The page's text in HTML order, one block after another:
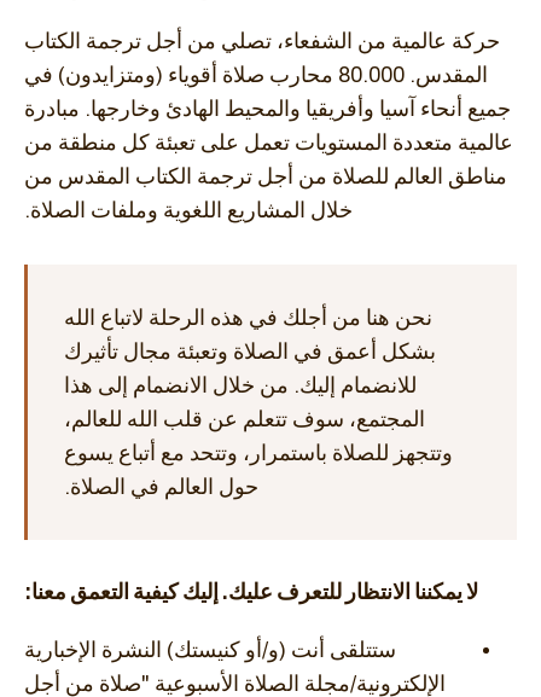
حركة عالمية من الشفعاء، تصلي من أجل ترجمة الكتاب
المقدس. 80.000 محارب صلاة أقوياء (ومتزايدون) في
جميع أنحاء آسيا وأفريقيا والمحيط الهادئ وخارجها. مبادرة
عالمية متعددة المستويات تعمل على تعبئة كل منطقة من
مناطق العالم للصلاة من أجل ترجمة الكتاب المقدس من
خلال المشاريع اللغوية وملفات الصلاة.
نحن هنا من أجلك في هذه الرحلة لاتباع الله
بشكل أعمق في الصلاة وتعبئة مجال تأثيرك
للانضمام إليك. من خلال الانضمام إلى هذا
المجتمع، سوف تتعلم عن قلب الله للعالم،
وتتجهز للصلاة باستمرار، وتتحد مع أتباع يسوع
حول العالم في الصلاة.
لا يمكننا الانتظار للتعرف عليك. إليك كيفية التعمق معنا:
ستتلقى أنت (و/أو كنيستك) النشرة الإخبارية
الإلكترونية/مجلة الصلاة الأسبوعية "صلاة من أجل